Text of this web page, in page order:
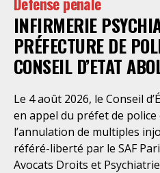
INFIRMERIE
PRÉFECTURE DE
CONSEIL D’ETAT
Le 4 août 2026, le Conseil
en appel du préfet de
l’annulation de multiples
référé-liberté par le SAF
Avocats Droits et